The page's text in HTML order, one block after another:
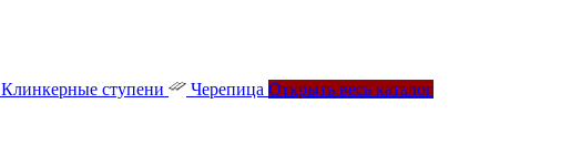
Клинкерные ступени Черепица Открыть весь каталог